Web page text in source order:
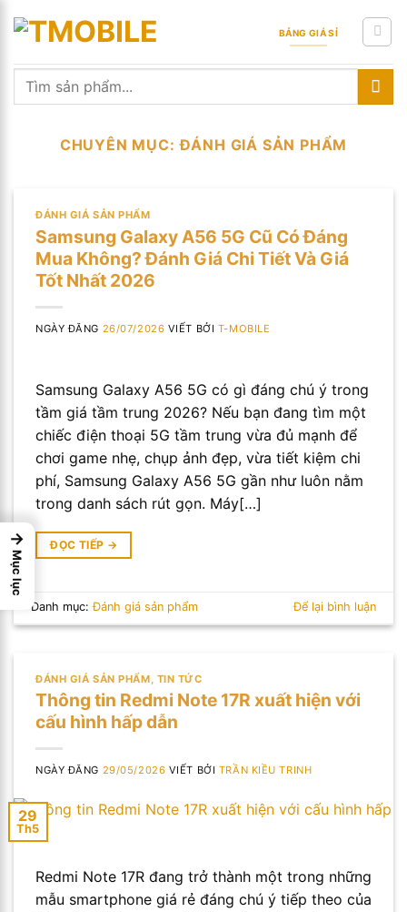
BẢNG GIÁ SỈ
Tìm
CHUYÊN MỤC:ĐÁNH GIÁ SẢN PHẨM
ĐÁNH GIÁ SẢN PHẨM
Samsung Galaxy A56 5G Cũ Có Đáng
Mua Không? Đánh Giá Chi Tiết Và Giá
Tốt Nhất 2026
NGÀY ĐĂNG 26/07/2026 VIẾT BỞI T-MOBILE
Samsung Galaxy A56 5G có gì đáng chú ý trong
tầm giá tầm trung 2026? Nếu bạn đang tìm một
chiếc điện thoại 5G tầm trung vừa đủ mạnh để
chơi game nhẹ, chụp ảnh đẹp, vừa tiết kiệm chi
phí, Samsung Galaxy A56 5G gần như luôn nằm
trong danh sách rút gọn. Máy[…]
ĐỌC TIẾP →
Danh mục:Đánh giá sản phẩm Để lại bình luận
ĐÁNH GIÁ SẢN PHẨM TIN TỨC
Thông tin Redmi Note 17R xuất hiện với
cấu hình hấp dẫn
NGÀY ĐĂNG 29/05/2026 VIẾT BỞI TRẦN KIỀU TRINH
29
Th5
Redmi Note 17R đang trở thành một trong những
mẫu smartphone giá rẻ đáng chú ý tiếp theo của
→
Mục lục